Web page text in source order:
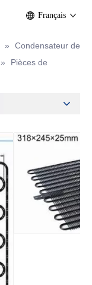
Français
»
Condensateur de
»
Pièces de